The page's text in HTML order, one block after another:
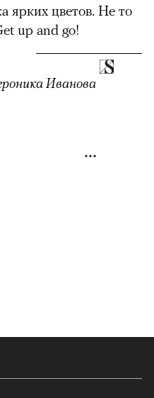
ярких цветов. Не то
up and go!
Иванова